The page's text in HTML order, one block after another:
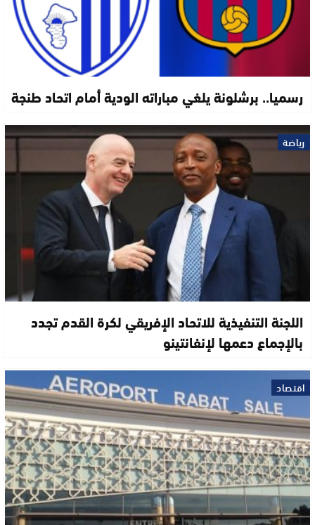
رسميا.. برشلونة يلغي مباراته الودية أمام اتحاد طنجة
رياضة
اللجنة التنفيذية للاتحاد الإفريقي لكرة القدم تجدد
بالإجماع دعمها لإنفانتينو
اقتصاد